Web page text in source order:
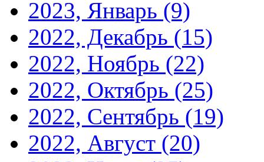
2023, Январь (9)
2022, Декабрь (15)
2022, Ноябрь (22)
2022, Октябрь (25)
2022, Сентябрь (19)
2022, Август (20)